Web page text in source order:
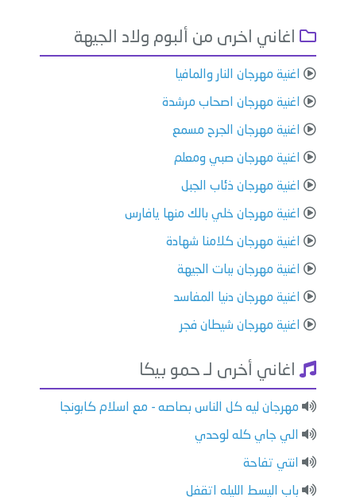
اغاني اخرى من ألبوم ولاد الجيهة
اغنية مهرجان النار والمافيا
اغنية مهرجان اصحاب مرشدة
اغنية مهرجان الجرح مسمع
اغنية مهرجان صبي ومعلم
اغنية مهرجان ذئاب الجبل
اغنية مهرجان خلي بالك منها يافارس
اغنية مهرجان كلامنا شهادة
اغنية مهرجان ببات الجيهة
اغنية مهرجان دنيا المفاسد
اغنية مهرجان شيطان فجر
اغاني أخرى لـ حمو بيكا
مهرجان ليه كل الناس بصاصه - مع اسلام كابونجا
الي جاي كله لوحدي
انتي تفاحة
باب اليسط الليله اتقفل